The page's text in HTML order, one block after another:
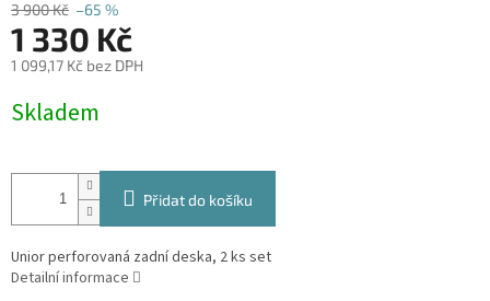
3 900 Kč –65 %
1 330 Kč
1 099,17 Kč bez DPH
cena:
Skladem
Přidat do košíku
Unior perforovaná zadní deska, 2 ks set
Detailní informace